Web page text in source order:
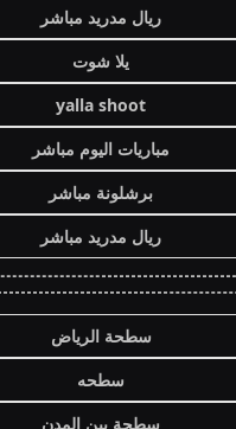
ريال مدريد مباشر
يلا شوت
yalla shoot
مباريات اليوم مباشر
برشلونة مباشر
ريال مدريد مباشر
سطحة الرياض
سطحه
سطحة بين المدن